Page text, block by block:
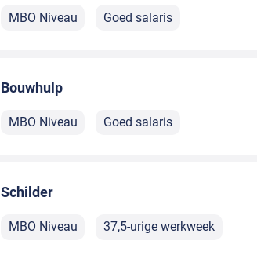
MBO Niveau Goed salaris
Bouwhulp
MBO Niveau Goed salaris
Schilder
MBO Niveau 37,5-urige werkweek